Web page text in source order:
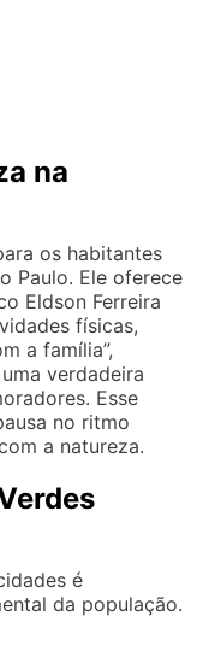
na
os habitantes
Paulo. Ele oferece
Eldson Ferreira
físicas,
a família”,
verdadeira
Esse
no ritmo
a natureza.
é
da população.